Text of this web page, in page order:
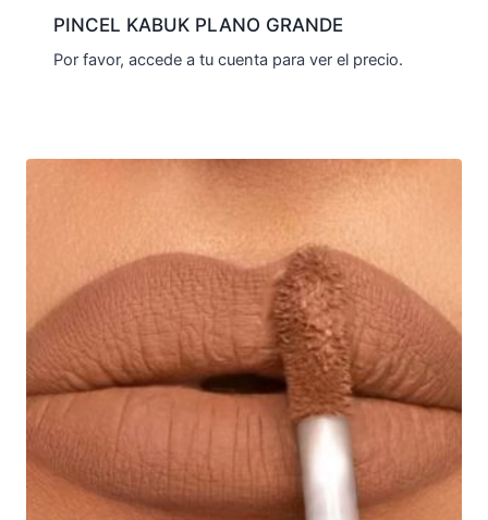
PINCEL KABUK PLANO GRANDE
Por favor, accede a tu cuenta para ver el precio.